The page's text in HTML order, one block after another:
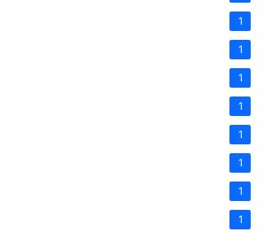
1
1
1
1
1
1
1
1